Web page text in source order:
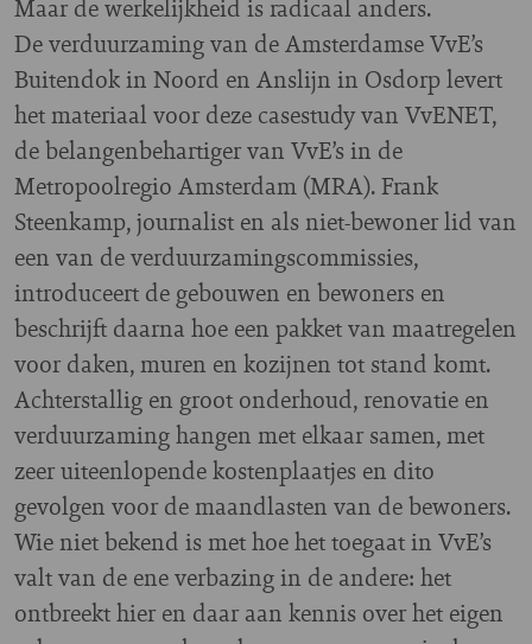
Maar de werkelijkheid is radicaal anders.
De verduurzaming van de Amsterdamse VvE’s
Buitendok in Noord en Anslijn in Osdorp levert
het materiaal voor deze casestudy van VvENET,
de belangenbehartiger van VvE’s in de
Metropoolregio Amsterdam (MRA). Frank
Steenkamp, journalist en als niet-bewoner lid van
een van de verduurzamingscommissies,
introduceert de gebouwen en bewoners en
beschrijft daarna hoe een pakket van maatregelen
voor daken, muren en kozijnen tot stand komt.
Achterstallig en groot onderhoud, renovatie en
verduurzaming hangen met elkaar samen, met
zeer uiteenlopende kostenplaatjes en dito
gevolgen voor de maandlasten van de bewoners.
Wie niet bekend is met hoe het toegaat in VvE’s
valt van de ene verbazing in de andere: het
ontbreekt hier en daar aan kennis over het eigen